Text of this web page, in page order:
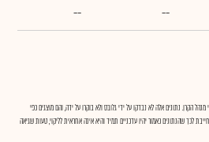
--
--
הקרן. נתונים אלה לא נבדקו על ידי גלובס ולא בוקרו על ידה, והם מוצגים כפי
לכך שהנתונים כאמור יהיו עדכניים תמיד והיא אינה אחראית לליקוי, טעות שגיאה